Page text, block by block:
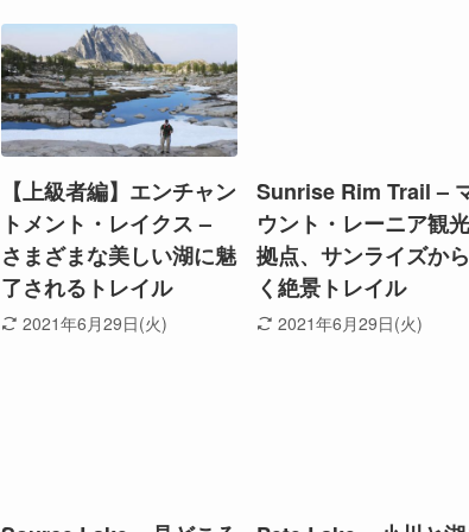
【上級者編】エンチャン
トメント・レイクス –
さまざまな美しい湖に魅
了されるトレイル
2021年6月29日(火)
Sunrise Rim Trail –
ウント・レーニア観
拠点、サンライズか
く絶景トレイル
2021年6月29日(火)